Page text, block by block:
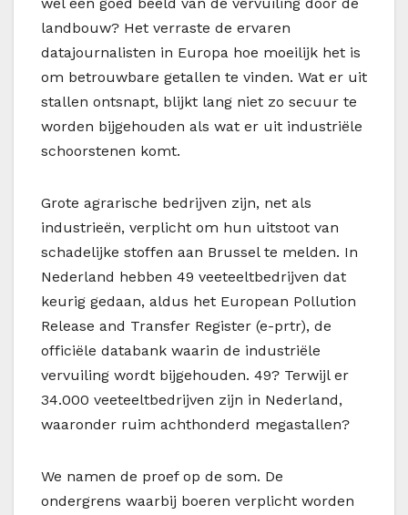
landbouw? Het verraste de ervaren
datajournalisten in Europa hoe moeilijk het is
om betrouwbare getallen te vinden. Wat er uit
stallen ontsnapt, blijkt lang niet zo secuur te
worden bijgehouden als wat er uit industriële
schoorstenen komt.
Grote agrarische bedrijven zijn, net als
industrieën, verplicht om hun uitstoot van
schadelijke stoffen aan Brussel te melden. In
Nederland hebben 49 veeteeltbedrijven dat
keurig gedaan, aldus het European Pollution
Release and Transfer Register (e-prtr), de
officiële databank waarin de industriële
vervuiling wordt bijgehouden. 49? Terwijl er
34.000 veeteeltbedrijven zijn in Nederland,
waaronder ruim achthonderd megastallen?
We namen de proef op de som. De
ondergrens waarbij boeren verplicht worden